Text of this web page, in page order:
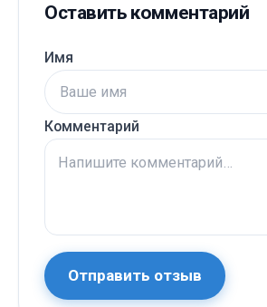
Оставить комментарий
Имя
Комментарий
Отправить отзыв